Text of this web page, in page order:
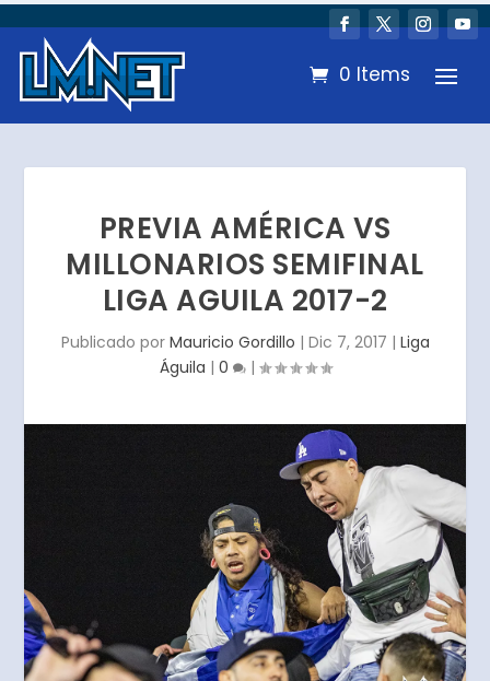
0 Items
PREVIA AMÉRICA VS
MILLONARIOS SEMIFINAL
LIGA AGUILA 2017-2
Publicado por Mauricio Gordillo | Dic 7, 2017 | Liga
Águila | 0 |